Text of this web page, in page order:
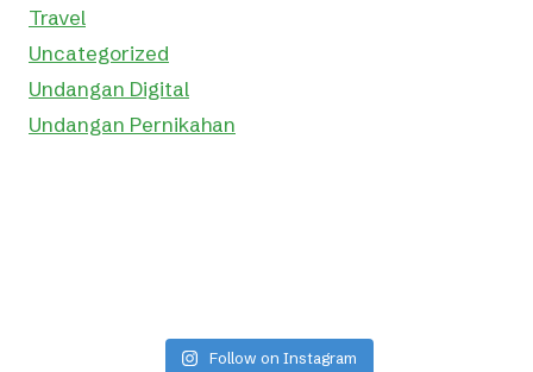
Travel
Uncategorized
Undangan Digital
Undangan Pernikahan
Follow on Instagram